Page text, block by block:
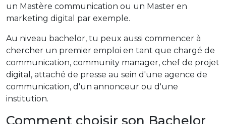
un Mastère communication ou un Master en
marketing digital par exemple.
Au niveau bachelor, tu peux aussi commencer à
chercher un premier emploi en tant que chargé de
communication, community manager, chef de projet
digital, attaché de presse au sein d'une agence de
communication, d'un annonceur ou d'une
institution.
Comment choisir son Bachelor